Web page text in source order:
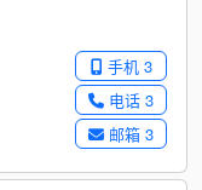
手机 3
电话 3
邮箱 3